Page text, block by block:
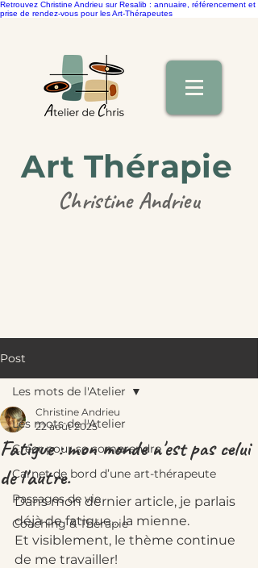
Retrouvez Christine Andrieu sur Resalib : annuaire, référencement et
prise de rendez-vous pour les Art-Thérapeutes
Christine Andrieu
Art Thérapie
Post
Les mots de l'Atelier
Créer pour se comprendre
Carnet de bord d’une art-thérapeute
Passages de vie
Coaching & Thérapie
Les mots de l'Atelier
Fatigue : mon monde n'est pas celui
de l'autre.
Christine Andrieu
22 août 2025
Dans mon dernier article, je parlais
déjà de fatigue… la mienne.
Et visiblement, le thème continue
de me travailler!